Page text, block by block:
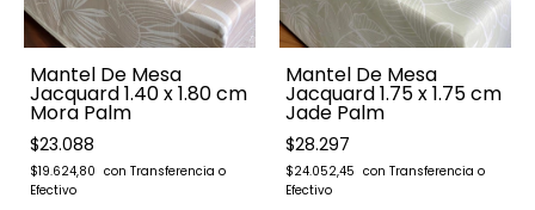
Mantel De Mesa
Jacquard 1.40 x 1.80 cm
Mora Palm
$23.088
$19.624,80
Mantel De Mesa
Jacquard 1.75 x 1.75 cm
Jade Palm
$28.297
$24.052,45